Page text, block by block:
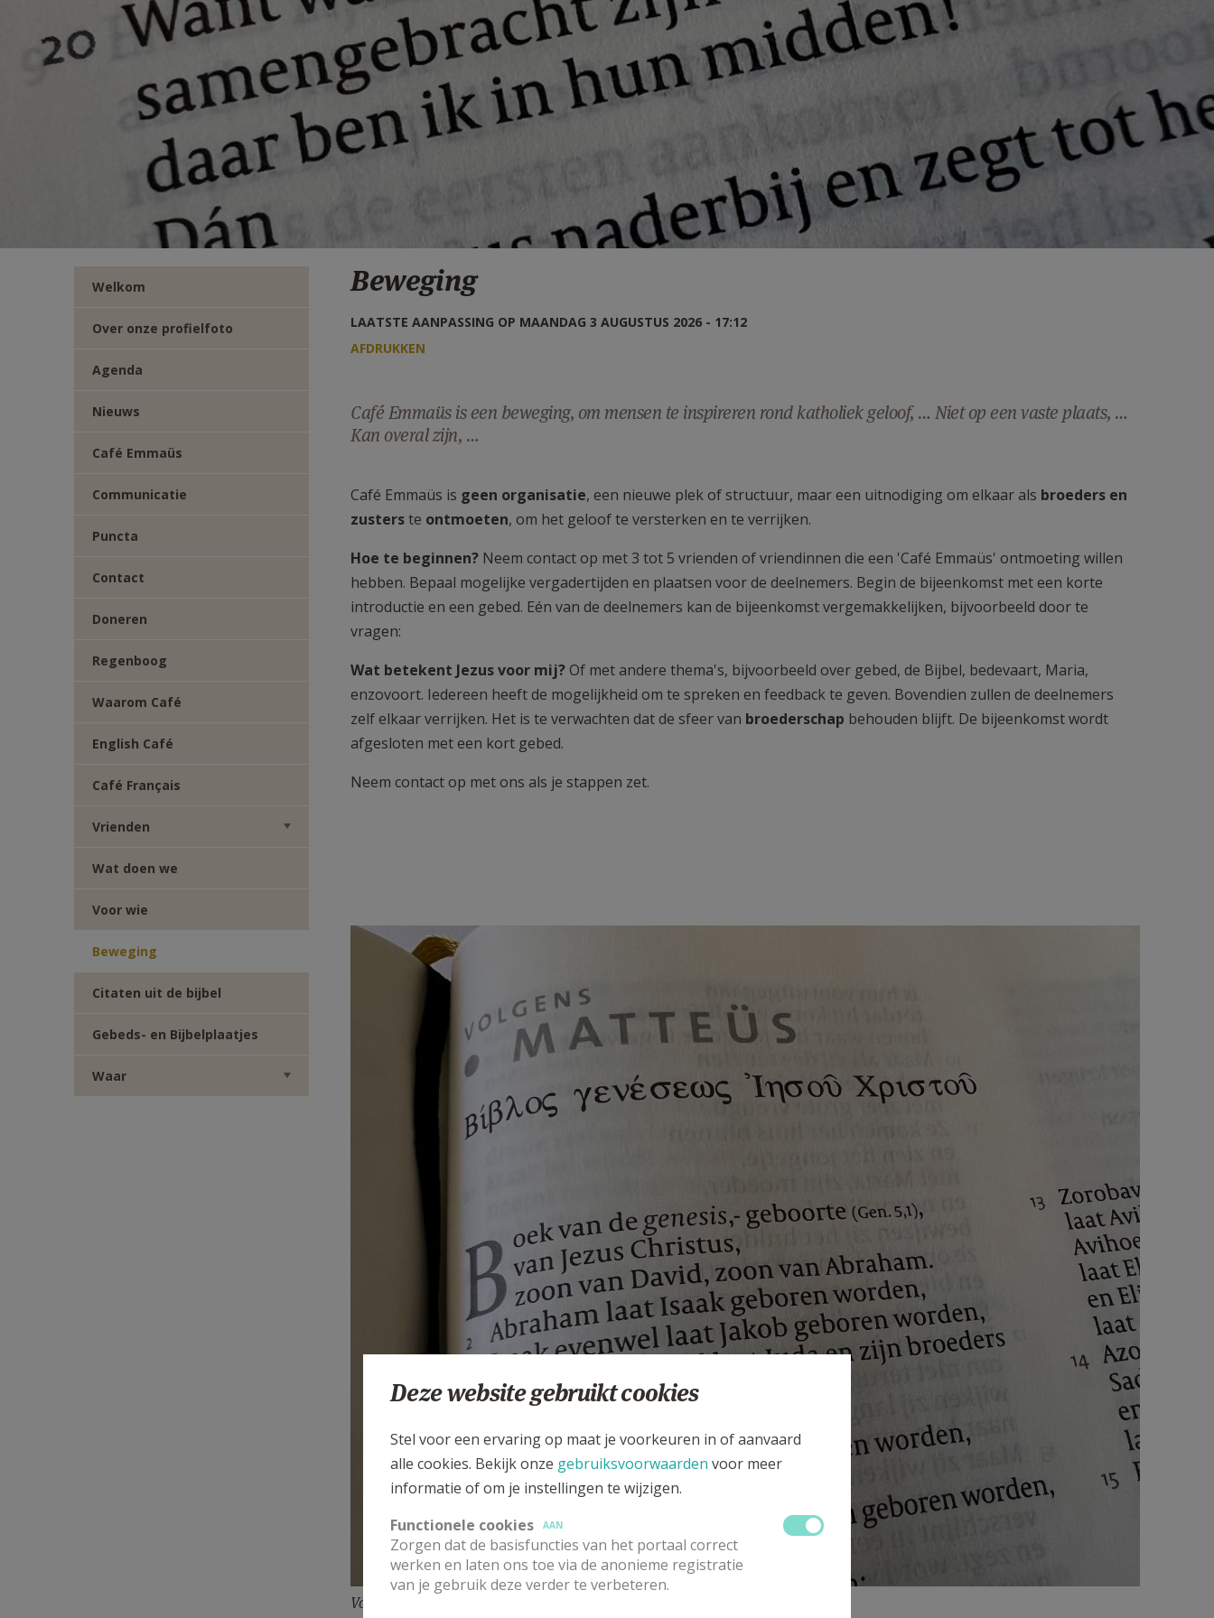
Welkom
Over onze profielfoto
Agenda
Nieuws
Café Emmaüs
Communicatie
Puncta
Contact
Doneren
Regenboog
Waarom Café
English Café
Café Français
Vrienden
Wat doen we
Voor wie
Beweging
Citaten uit de bijbel
Gebeds- en Bijbelplaatjes
Waar
Beweging
LAATSTE AANPASSING OP MAANDAG 3 AUGUSTUS 2026 - 17:12
AFDRUKKEN
Café Emmaüs is een beweging, om mensen te inspireren rond katholiek geloof, … Niet op een vaste plaats, …
Kan overal zijn, …
Café Emmaüs is geen organisatie, een nieuwe plek of structuur, maar een uitnodiging om elkaar als broeders en
zusterste ontmoeten, om het geloof te versterken en te verrijken.
Hoe te beginnen? Neem contact op met 3 tot 5 vrienden of vriendinnen die een 'Café Emmaüs' ontmoeting willen
hebben. Bepaal mogelijke vergadertijden en plaatsen voor de deelnemers. Begin de bijeenkomst met een korte
introductie en een gebed. Eén van de deelnemers kan de bijeenkomst vergemakkelijken, bijvoorbeeld door te
vragen:
Wat betekent Jezus voor mij? Of met andere thema's, bijvoorbeeld over gebed, de Bijbel, bedevaart, Maria,
enzovoort. Iedereen heeft de mogelijkheid om te spreken en feedback te geven. Bovendien zullen de deelnemers
zelf elkaar verrijken. Het is te verwachten dat de sfeer van broederschap behouden blijft. De bijeenkomst wordt
afgesloten met een kort gebed.
Neem contact op met ons als je stappen zet.
Volgens Matteüs © Café Emmaüs
Deze website gebruikt cookies
Stel voor een ervaring op maat je voorkeuren in of aanvaard
alle cookies. Bekijk onze gebruiksvoorwaarden voor meer
informatie of om je instellingen te wijzigen.
Functionele cookies
AAN
Zorgen dat de basisfuncties van het portaal correct
werken en laten ons toe via de anonieme registratie
van je gebruik deze verder te verbeteren.